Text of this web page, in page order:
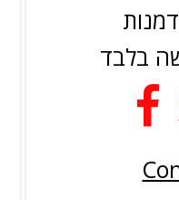
בלבד